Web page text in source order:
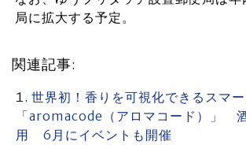
局に拡大する予定。
関連記事:
世界初！香りを可視化できるスマ
「aromacode（アロマコード）」
用 6月にイベントも開催